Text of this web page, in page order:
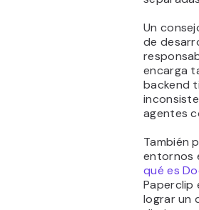
Un
de
encarga
backend
agentes
También
entornos
qué es
Paperclip
lograr un